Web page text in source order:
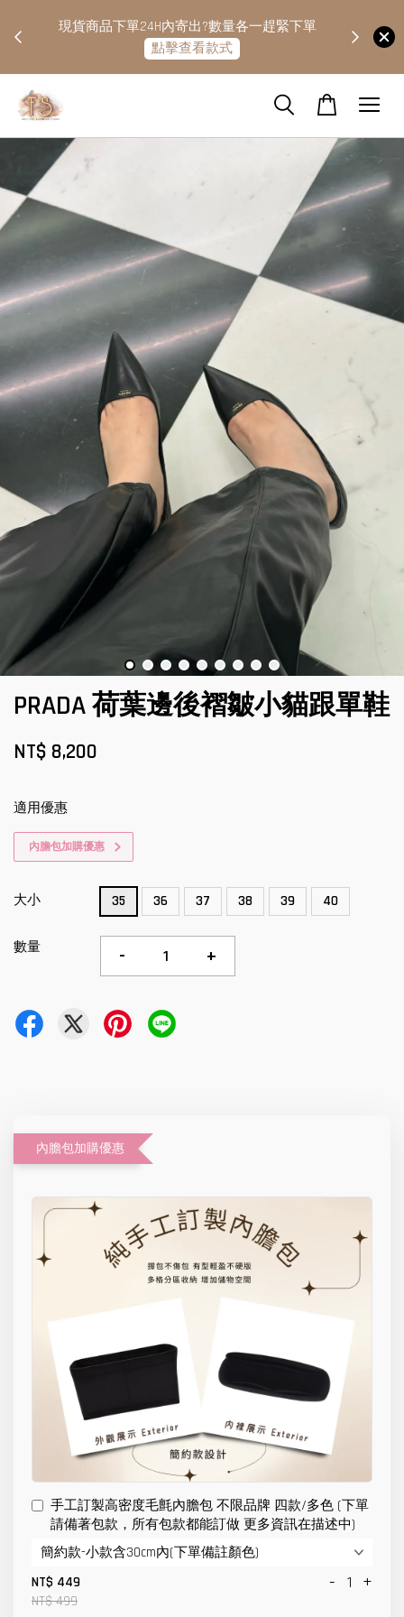
現貨商品下單24H內寄出?數量各一趕緊下單
點擊查看款式
PRADA 荷葉邊後褶皺小貓跟單鞋
NT$ 8,200
適用優惠
內膽包加購優惠
大小 35 36 37 38 39 40
數量 - +
內膽包加購優惠
手工訂製高密度毛氈內膽包 不限品牌 四款/多色 (下單
請備著包款，所有包款都能訂做 更多資訊在描述中)
NT$ 449
NT$ 499
- +